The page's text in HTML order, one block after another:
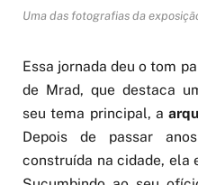
Uma das fotografias da
Essa jornada deu o tom
de Mrad, que destaca
seu tema principal, a
Depois de passar
construída na cidade, ela